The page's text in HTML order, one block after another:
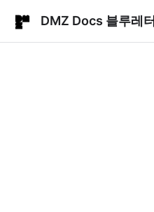
DMZ Docs 블루레터